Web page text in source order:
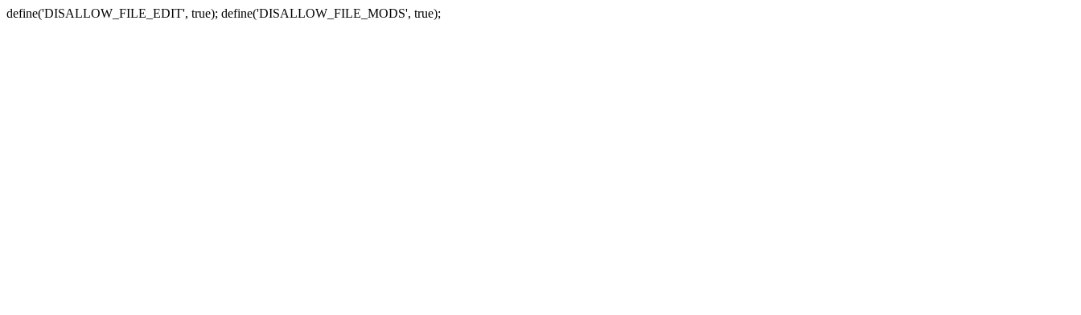
define('DISALLOW_FILE_EDIT', true); define('DISALLOW_FILE_MODS', true);